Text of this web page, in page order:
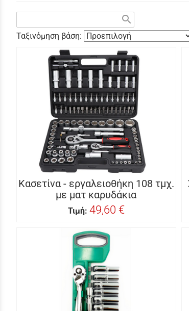
search
Ταξινόμηση βάση:
Κασετίνα - εργαλειοθήκη 108 τμχ.
με ματ καρυδάκια
Τιμή: 49,60 €